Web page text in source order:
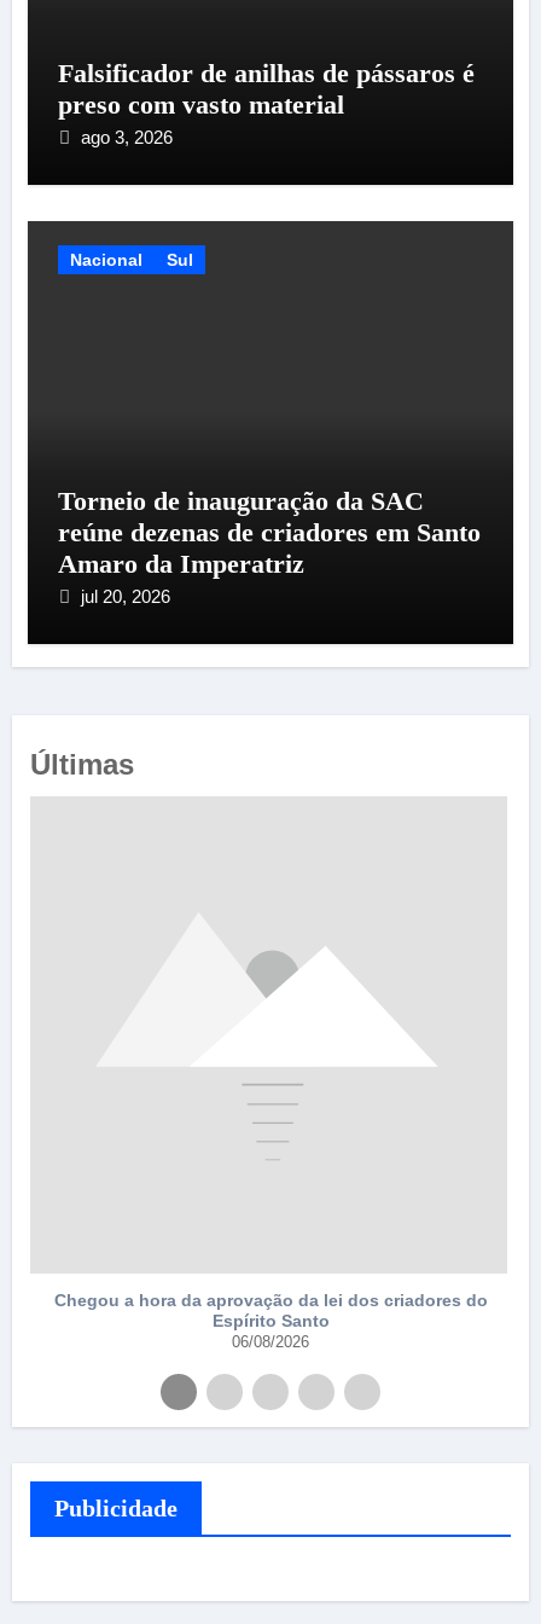
Falsificador de anilhas de pássaros é
preso com vasto material
ago 3, 2026
Nacional Sul
Torneio de inauguração da SAC
reúne dezenas de criadores em Santo
Amaro da Imperatriz
jul 20, 2026
Últimas
Chegou a hora da aprovação da lei dos criadores do
Espírito Santo
06/08/2026
Publicidade